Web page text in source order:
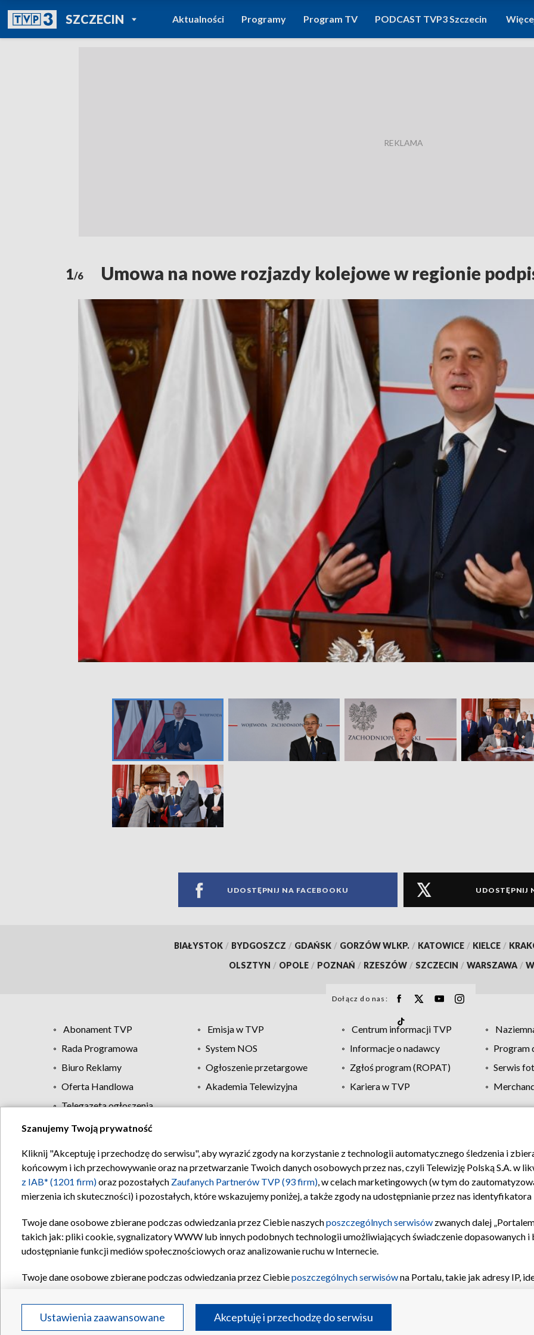
SZCZECINPOWRÓT DO
TVP REGIONY
Aktualności Programy Program TV PODCAST TVP3 Szczecin
1/6 Umowa na nowe rozjazdy kolejowe w regionie
UDOSTĘPNIJ NA FACEBOOKU UDOSTĘPNIJ
BIAŁYSTOK / BYDGOSZCZ / GDAŃSK / GORZÓW WLKP. / KATOWICE / KIELCE /
OLSZTYN / OPOLE / POZNAŃ / RZESZÓW / SZCZECIN / WARSZAWA /
Dołącz do nas:
Abonament TVP Emisja w TVP Centrum informacji TVP
Rada Programowa
System NOS Informacje o nadawcy
Program
Biuro Reklamy
Ogłoszenie przetargowe Zgłoś program (ROPAT)
Serwis
Oferta Handlowa
Akademia Telewizyjna Kariera w TVP
Telegazeta ogłoszenia
Regulamin TVP Polityka prywatności Moje zgody Pomoc Biuro
Szanujemy Twoją prywatność
Kliknij "Akceptuję i przechodzę do serwisu", aby wyrazić zgody na korzystanie z technologii automatycznego śledzenia i
końcowym i ich przechowywanie oraz na przetwarzanie Twoich danych osobowych przez nas, czyli Telewizję Polską S.A. w
z IAB* (1201 firm)oraz pozostałych Zaufanych Partnerów TVP (93 firm), w celach marketingowych (w tym do
mierzenia ich skuteczności) i pozostałych, które wskazujemy poniżej, a także zgody na udostępnianie przez nas
Twoje dane osobowe zbierane podczas odwiedzania przez Ciebie naszychposzczególnych serwisów zwanych dalej
takich jak: pliki cookie, sygnalizatory WWW lub innych podobnych technologii umożliwiających świadczenie dopasowanych i
udostępnianie funkcji mediów społecznościowych oraz analizowanie ruchu w Internecie.
Twoje dane osobowe zbierane podczas odwiedzania przez Ciebieposzczególnych serwisówna Portalu, takie jak adresy IP,
Partnerów TVPdla realizacji następujących celów i funkcji: przechowywania informacji na urządzeniu lub dostęp do nich,
reklam, tworzenia profilu spersonalizowanych reklam, tworzenia profilu spersonalizowanych treści, wyboru
Ustawienia zaawansowane Akceptuję i przechodzę do serwisu